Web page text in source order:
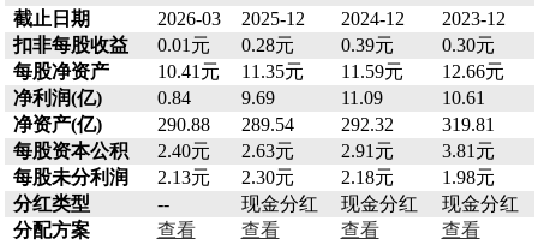
截止日期 2026-03 2025-12 2024-12
2023-12
扣非每股收益
0.01元 0.28元 0.39元
0.30元
每股净资产
10.41元 11.35元 11.59元
12.66元
净利润(亿)
0.84 9.69 11.09
10.61
净资产(亿)
290.88 289.54 292.32
319.81
每股资本公积
2.40元 2.63元 2.91元
3.81元
每股未分利润
2.13元 2.30元 2.18元
1.98元
分红类型
-- 现金分红 现金分红
现金分红
分配方案
查看 查看 查看
查看